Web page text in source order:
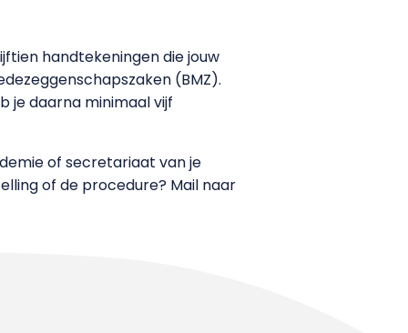
handtekeningen die jouw
(BMZ).
je daarna minimaal vijf
of secretariaat van je
of de procedure? Mail naar